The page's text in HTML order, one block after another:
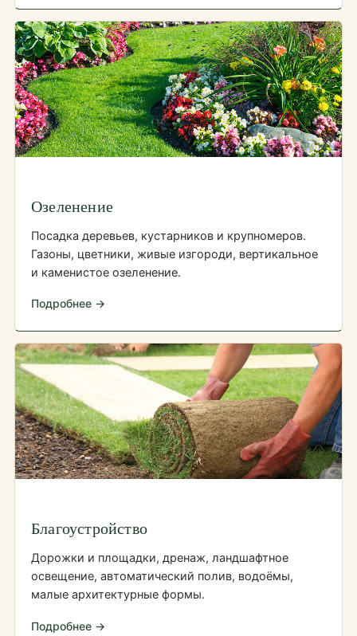
Озеленение
Посадка деревьев, кустарников и крупномеров.
Газоны, цветники, живые изгороди, вертикальное
и каменистое озеленение.
Подробнее →
Благоустройство
Дорожки и площадки, дренаж, ландшафтное
освещение, автоматический полив, водоёмы,
малые архитектурные формы.
Подробнее →